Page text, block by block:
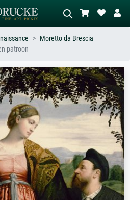
Beschrijf de scène – bijv. groene
weide, abstract met veel rood, donker
olieverfschilderij, staand naakt naast
een boom.
Moretto da Brescia
patroon